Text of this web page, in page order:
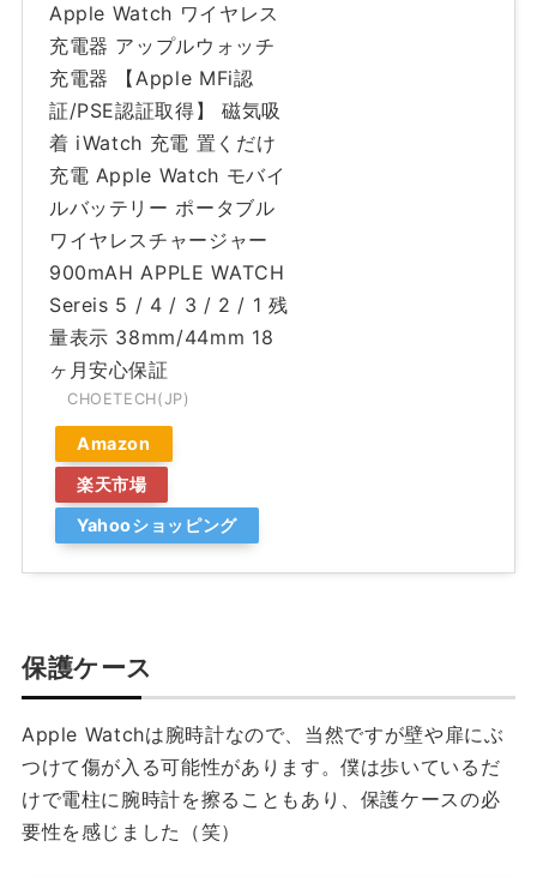
Apple Watch ワイヤレス
充電器 アップルウォッチ
充電器 【Apple MFi認
証/PSE認証取得】 磁気吸
着 iWatch 充電 置くだけ
充電 Apple Watch モバイ
ルバッテリー ポータブル
ワイヤレスチャージャー
900mAH APPLE WATCH
Sereis 5 / 4 / 3 / 2 / 1 残
量表示 38mm/44mm 18
ヶ月安心保証
CHOETECH(JP)
Amazon
楽天市場
Yahooショッピング
保護ケース
Apple Watchは腕時計なので、当然ですが壁や扉にぶ
つけて傷が入る可能性があります。僕は歩いているだ
けで電柱に腕時計を擦ることもあり、保護ケースの必
要性を感じました（笑）